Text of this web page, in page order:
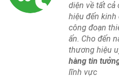
diện về tất cả
hiệu đến kinh
công đoạn
ấn. Cho đến
thương hiệu
hàng tin
lĩnh vực